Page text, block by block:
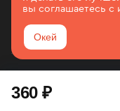
вы соглашаетесь с
Окей
360 ₽
Серпухов
Разработано в